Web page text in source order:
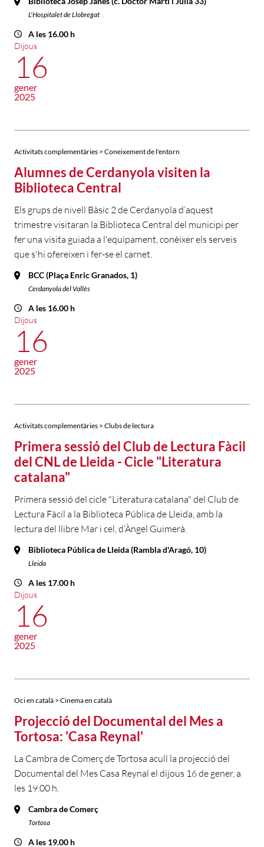
L'Hospitalet de Llobregat
A les 16.00 h
Dijous
16
gener
2025
Activitats complementàries > Coneixement de l'entorn
Alumnes de Cerdanyola visiten la
Biblioteca Central
Els grups de nivell Bàsic 2 de Cerdanyola d’aquest
trimestre visitaran la Biblioteca Central del municipi per
fer una visita guiada a l'equipament, conèixer els serveis
que s'hi ofereixen i fer-se el carnet.
BCC (Plaça Enric Granados, 1)
Cerdanyola del Vallès
A les 16.00 h
Dijous
16
gener
2025
Activitats complementàries > Clubs de lectura
Primera sessió del Club de Lectura Fàcil
del CNL de Lleida - Cicle "Literatura
catalana"
Primera sessió del cicle "Literatura catalana" del Club de
Lectura Fàcil a la Biblioteca Pública de Lleida, amb la
lectura del llibre Mar i cel, d’Àngel Guimerà.
Biblioteca Pública de Lleida (Rambla d'Aragó, 10)
Lleida
A les 17.00 h
Dijous
16
gener
2025
Oci en català > Cinema en català
Projecció del Documental del Mes a
Tortosa: 'Casa Reynal'
La Cambra de Comerç de Tortosa acull la projecció del
Documental del Mes Casa Reynal el dijous 16 de gener, a
les 19.00 h.
Cambra de Comerç
Tortosa
A les 19.00 h